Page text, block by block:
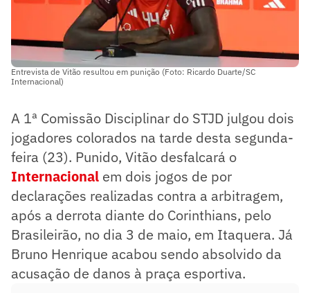
Entrevista de Vitão resultou em punição (Foto: Ricardo Duarte/SC
Internacional)
A 1ª Comissão Disciplinar do STJD julgou dois
jogadores colorados na tarde desta segunda-
feira (23). Punido, Vitão desfalcará o
Internacional em dois jogos de por
declarações realizadas contra a arbitragem,
após a derrota diante do Corinthians, pelo
Brasileirão, no dia 3 de maio, em Itaquera. Já
Bruno Henrique acabou sendo absolvido da
acusação de danos à praça esportiva.